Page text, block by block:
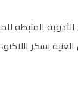
المثبطة
بسكر